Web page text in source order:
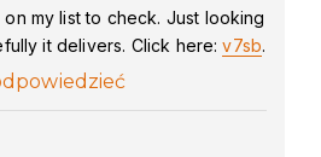
my list to check. Just looking
it delivers. Click here:v7sb.